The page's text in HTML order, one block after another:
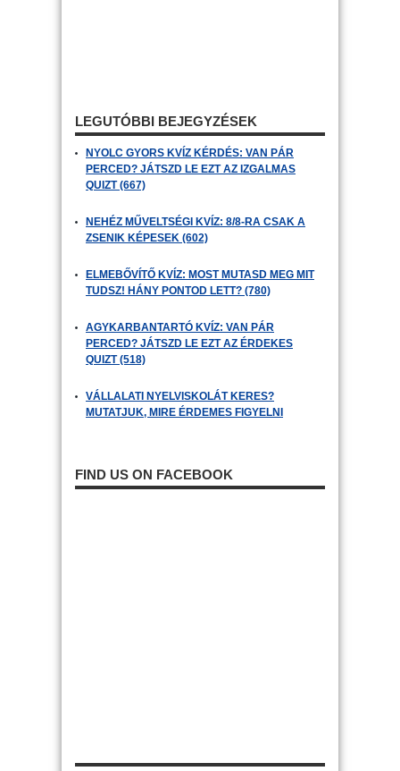
LEGUTÓBBI BEJEGYZÉSEK
NYOLC GYORS KVÍZ KÉRDÉS: VAN PÁR
PERCED? JÁTSZD LE EZT AZ IZGALMAS
QUIZT (667)
NEHÉZ MŰVELTSÉGI KVÍZ: 8/8-RA CSAK A
ZSENIK KÉPESEK (602)
ELMEBŐVÍTŐ KVÍZ: MOST MUTASD MEG MIT
TUDSZ! HÁNY PONTOD LETT? (780)
AGYKARBANTARTÓ KVÍZ: VAN PÁR
PERCED? JÁTSZD LE EZT AZ ÉRDEKES
QUIZT (518)
VÁLLALATI NYELVISKOLÁT KERES?
MUTATJUK, MIRE ÉRDEMES FIGYELNI
FIND US ON FACEBOOK